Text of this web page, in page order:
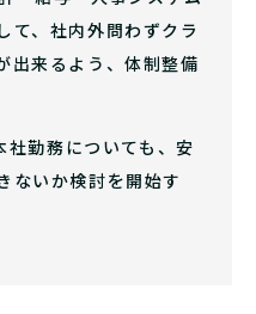
て、社内外問わずクラ
出来るよう、体制整備
勤務についても、安
ないか検討を開始す